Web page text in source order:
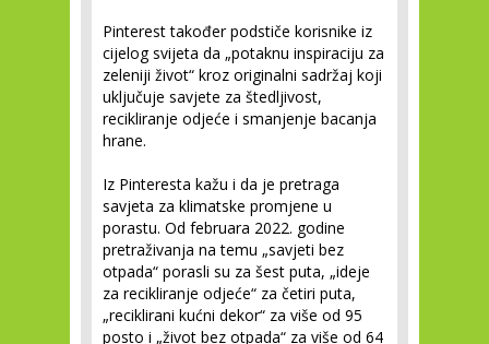
Pinterest također podstiče korisnike iz
cijelog svijeta da „potaknu inspiraciju za
zeleniji život“ kroz originalni sadržaj koji
uključuje savjete za štedljivost,
recikliranje odjeće i smanjenje bacanja
hrane.
Iz Pinteresta kažu i da je pretraga
savjeta za klimatske promjene u
porastu. Od februara 2022. godine
pretraživanja na temu „savjeti bez
otpada“ porasli su za šest puta, „ideje
za recikliranje odjeće“ za četiri puta,
„reciklirani kućni dekor“ za više od 95
posto i „život bez otpada“ za više od 64